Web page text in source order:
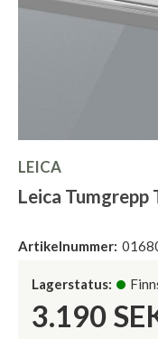
LEICA
Leica
Artikelnummer:
Lagerstatus:
3.190